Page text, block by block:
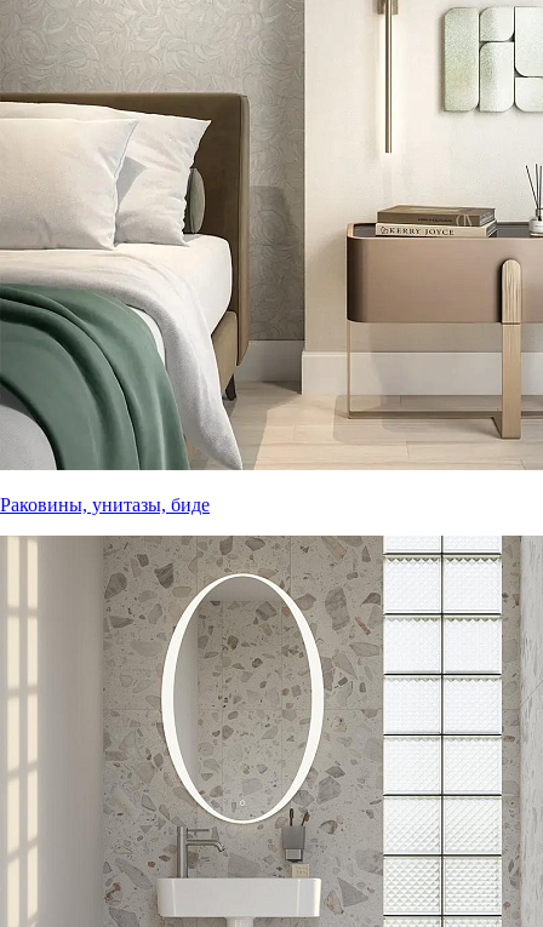
Раковины, унитазы, биде